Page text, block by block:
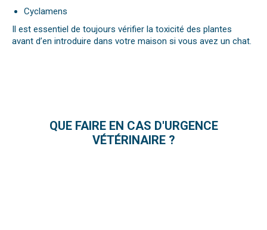
Cyclamens
Il est essentiel de toujours vérifier la toxicité des plantes
avant d’en introduire dans votre maison si vous avez un chat.
QUE FAIRE EN CAS D'URGENCE
VÉTÉRINAIRE ?